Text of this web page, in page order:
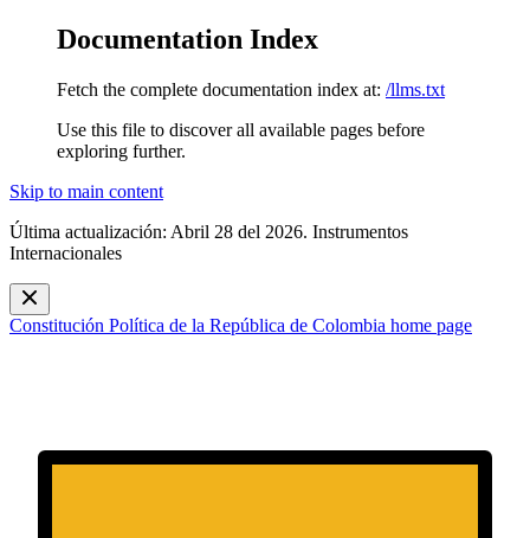
Documentation Index
Fetch the complete documentation index at: /llms.txt
Use this file to discover all available pages before
exploring further.
Skip to main content
Última actualización: Abril 28 del 2026. Instrumentos
Internacionales
Constitución Política de la República de Colombia home page